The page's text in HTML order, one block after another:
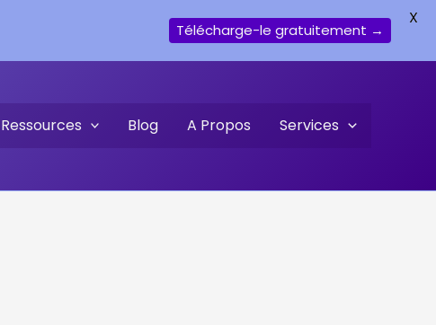
Ressources Blog A Propos Services
Télécharge-le gratuitement →
X